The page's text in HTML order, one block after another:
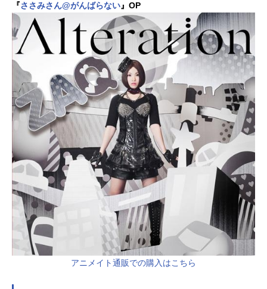
『ささみさん@がんばらない』OP
アニメイト通販での購入はこちら